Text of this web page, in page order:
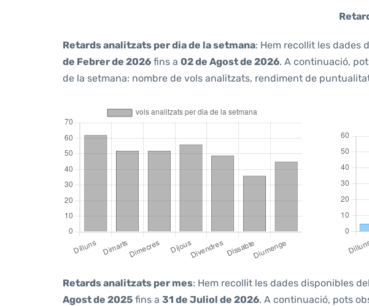
Retards analitzats per dia de la setmana: Hem recollit les dades
de Febrer de 2026 fins a 02 de Agost de 2026. A continuació,
de la setmana: nombre de vols analitzats, rendiment de
Retards analitzats per mes: Hem recollit les dades disponibles
Agost de 2025 fins a 31 de Juliol de 2026. A continuació, pots